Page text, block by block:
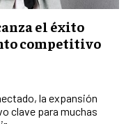
el éxito
competitivo
la expansión
clave para muchas